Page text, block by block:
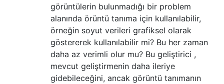
görüntülerin bulunmadığı bir problem
alanında örüntü tanıma için kullanılabilir,
örneğin soyut verileri grafiksel olarak
göstererek kullanılabilir mi? Bu her zaman
daha az verimli olur mu? Bu geliştirici ,
mevcut geliştirmenin daha ileriye
gidebileceğini, ancak görüntü tanımanın